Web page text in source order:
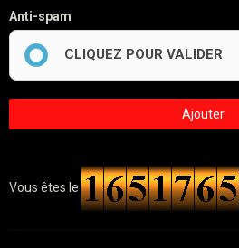
Anti-spam
CLIQUEZ POUR VALIDER
Ajouter
Vous êtes le